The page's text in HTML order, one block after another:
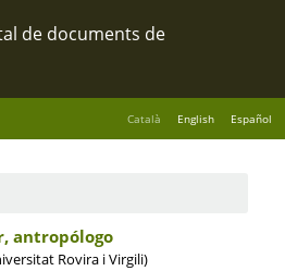
Català English Español
antropólogo
Rovira i Virgili)